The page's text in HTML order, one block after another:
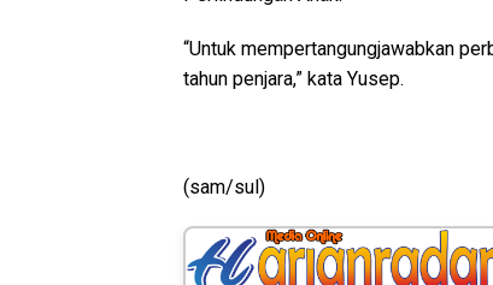
“Untuk mempertangungjawabkan
tahun penjara,” kata Yusep.
(sam/sul)